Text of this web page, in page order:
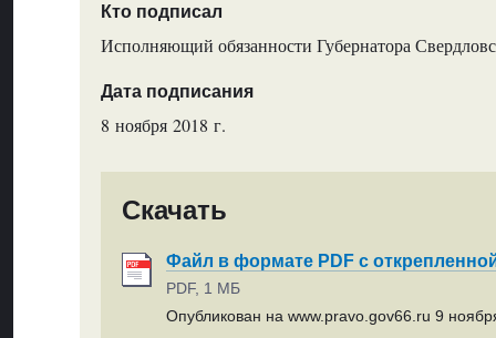
Кто подписал
Исполняющий обязанности Губернатора
Дата подписания
8 ноября 2018 г.
Скачать
Файл в формате PDF с
PDF, 1 МБ
Опубликован на www.pravo.gov66.ru 9